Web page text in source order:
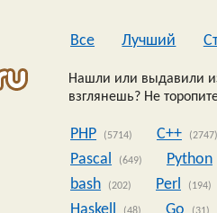
Все Лучший
Нашли или выдавили
взглянешь? Не
PHP (5714) C++ (2747)
Pascal (649) Python
bash (202) Perl (194)
Haskell Go